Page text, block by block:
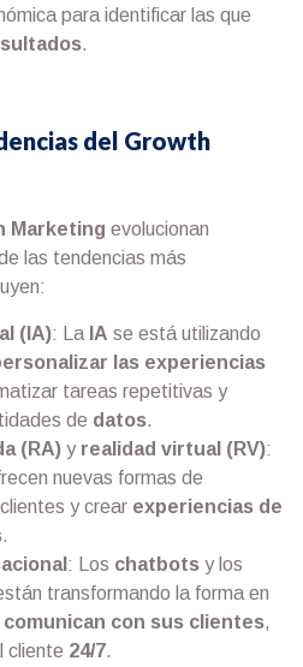
para identificar las que
.
del Growth
Marketing evolucionan
las tendencias más
(IA): La IA se está utilizando
las experiencias
tareas repetitivas y
de datos.
(RA) y realidad virtual (RV):
nuevas formas de
y crear experiencias de
.
: Los chatbots y los
transformando la forma en
comunican con sus clientes,
cliente 24/7.